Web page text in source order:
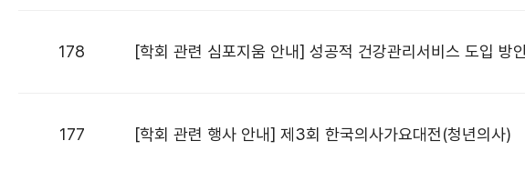
178 [학회 관련 심포지움 안내] 성공적 건강관리서비스 도입 방
177 [학회 관련 행사 안내] 제3회 한국의사가요대전(청년의사)